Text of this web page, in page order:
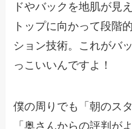
ドやバックを地肌が見
トップに向かって段階
ション技術。これがバ
っこいいんですよ！
僕の周りでも「朝のス
「奥さんからの評判が